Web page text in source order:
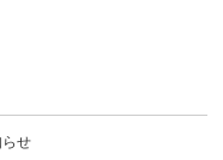
せ